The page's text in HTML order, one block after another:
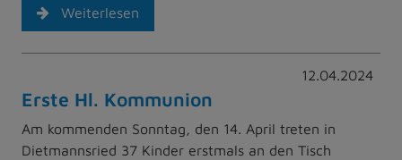
Weiterlesen
12.04.2024
Erste Hl. Kommunion
Am kommenden Sonntag, den 14. April treten in
Dietmannsried 37 Kinder erstmals an den Tisch